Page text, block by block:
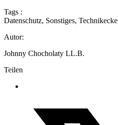
Tags :
Datenschutz, Sonstiges, Technikecke
Autor:
Johnny Chocholaty LL.B.
Teilen